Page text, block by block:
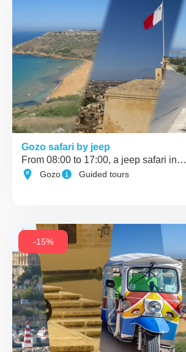
Gozo safari by jeep
From 08:00 to 17:00, a jeep safari in…
Gozo Guided tours
-15%